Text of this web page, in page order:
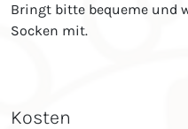
Bringt bitte bequeme und
Socken mit.
Kosten